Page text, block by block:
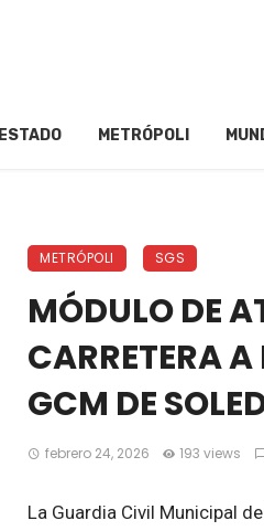
ESTADO METRÓPOLI
METRÓPOLI SGS
MÓDULO DE
CARRETERA
GCM DE
febrero 24, 2026 193 views
La Guardia Civil Municipal